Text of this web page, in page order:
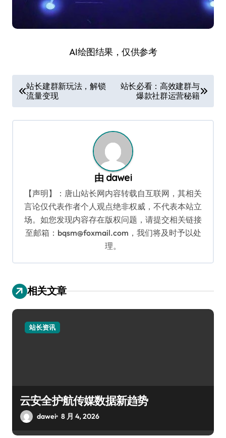
AI绘图结果，仅供参考
章
导
站长建群新玩法，解锁
流量变现
站长必看：高效建群与
爆款社群运营秘籍
由 dawei
【声明】：唐山站长网内容转载自互联网，其相关
言论仅代表作者个人观点绝非权威，不代表本站立
场。如您发现内容存在版权问题，请提交相关链接
至邮箱：bqsm@foxmail.com，我们将及时予以处
理。
相关文章
站长资讯
云安全护航传媒数据新趋势
dawei 8 月 4, 2026